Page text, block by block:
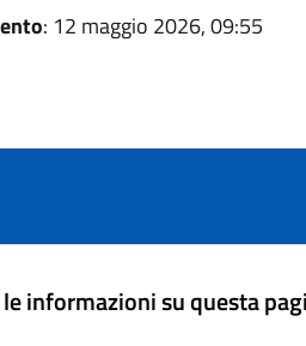
: 12 maggio 2026, 09:55
informazioni su questa